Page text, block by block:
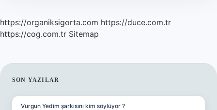
https://organiksigorta.com https://duce.com.tr
https://cog.com.tr Sitemap
SIDEBAR
SON YAZILAR
Vurgun Yedim şarkısını kim söylüyor ?